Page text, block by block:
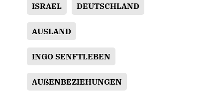
ISRAEL DEUTSCHLAND
AUSLAND
INGO SENFTLEBEN
AUßENBEZIEHUNGEN